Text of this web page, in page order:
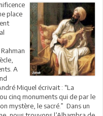
place
A
Miquel écrivait : “La
cinq monuments qui de par le
mystère, le sacré.” Dans un